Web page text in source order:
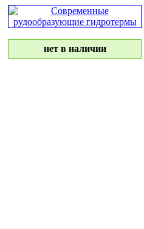
нет в наличии